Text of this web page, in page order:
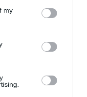
You may click to
third-party tags to
in below Google
my
A P...
Mindenki ügye